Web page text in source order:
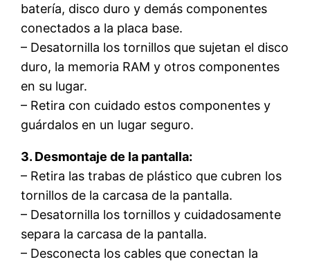
batería, disco duro y demás componentes
conectados a la placa base.
– Desatornilla los tornillos que sujetan el disco
duro, la memoria RAM y otros componentes
en su lugar.
– Retira con cuidado estos componentes y
guárdalos en un lugar seguro.
3. Desmontaje de la pantalla:
– Retira las trabas de plástico que cubren los
tornillos de la carcasa de la pantalla.
– Desatornilla los tornillos y cuidadosamente
separa la carcasa de la pantalla.
– Desconecta los cables que conectan la